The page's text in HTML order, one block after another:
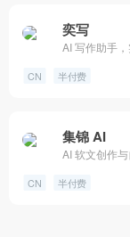
奕写
AI 写作助手
CN 半付费
集锦 AI
AI 软文创作
CN 半付费